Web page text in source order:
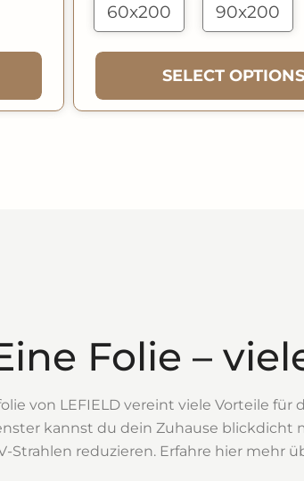
60x200 90x200
SELECT OPTIONS
Folie –
von LEFIELD vereint viele Vorteile
kannst du dein Zuhause
Strahlen reduzieren. Erfahre hier mehr